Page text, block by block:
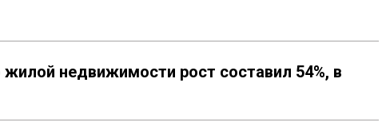
недвижимости рост составил 54%, в